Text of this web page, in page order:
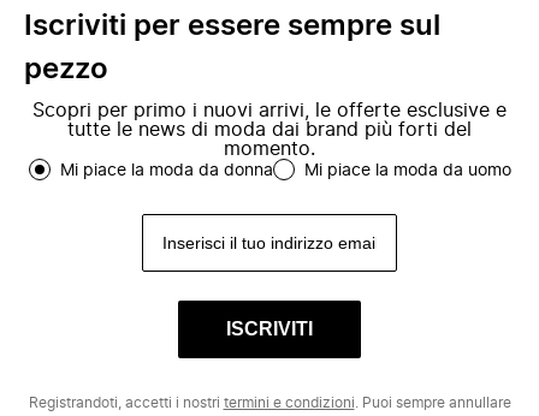
Iscriviti per essere sempre sul
pezzo
Scopri per primo i nuovi arrivi, le offerte esclusive e
tutte le news di moda dai brand più forti del
momento.
Mi piace la moda da donna Mi piace la moda da uomo
ISCRIVITI
Registrandoti, accetti i nostri termini e condizioni . Puoi sempre annullare